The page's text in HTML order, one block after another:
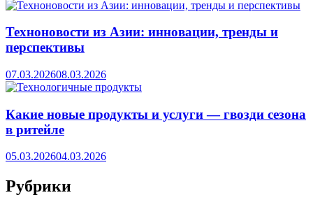
Техноновости из Азии: инновации, тренды и
перспективы
07.03.202608.03.2026
Какие новые продукты и услуги — гвозди сезона
в ритейле
05.03.202604.03.2026
Рубрики